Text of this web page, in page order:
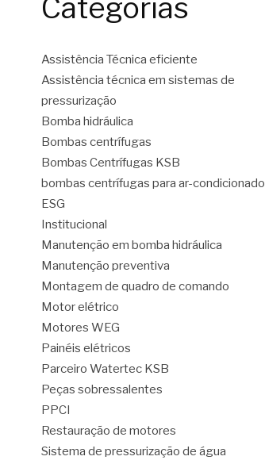
Categorias
Assistência Técnica eficiente
Assistência técnica em sistemas de
pressurização
Bomba hidráulica
Bombas centrífugas
Bombas Centrífugas KSB
bombas centrífugas para ar-condicionado
ESG
Institucional
Manutenção em bomba hidráulica
Manutenção preventiva
Montagem de quadro de comando
Motor elétrico
Motores WEG
Painéis elétricos
Parceiro Watertec KSB
Peças sobressalentes
PPCI
Restauração de motores
Sistema de pressurização de água